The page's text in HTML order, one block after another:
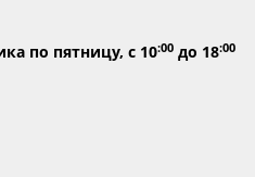
по пятницу, с 10:00 до 18:00